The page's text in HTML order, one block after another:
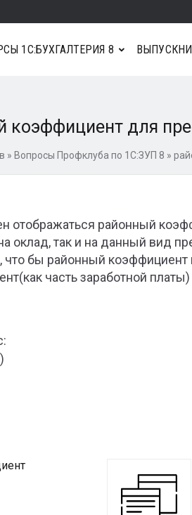
1С:БУХГАЛТЕРИЯ 8
коэффициент для
» Вопросы Профклуба по 1С:ЗУП 8 »
отображаться районный
оклад, так и на данный вид
что бы районный
часть заработной